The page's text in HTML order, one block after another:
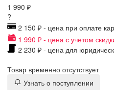
1 990 ₽
?
2 150 ₽ - цена при оплате
1 990 ₽ - цена с учетом
2 230 ₽ - цена для
Товар временно отсутствует
Узнать о поступлении